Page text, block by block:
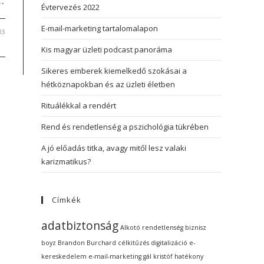
Évtervezés 2022
E-mail-marketing tartalomalapon
Kis magyar üzleti podcast panoráma
Sikeres emberek kiemelkedő szokásai a
hétköznapokban és az üzleti életben
Rituálékkal a rendért
Rend és rendetlenség a pszichológia tükrében
A jó előadás titka, avagy mitől lesz valaki
karizmatikus?
Címkék
adatbiztonság Alkotó rendetlenség biznisz
boyz Brandon Burchard célkitűzés digitalizáció e-
kereskedelem e-mail-marketing gál kristóf hatékony